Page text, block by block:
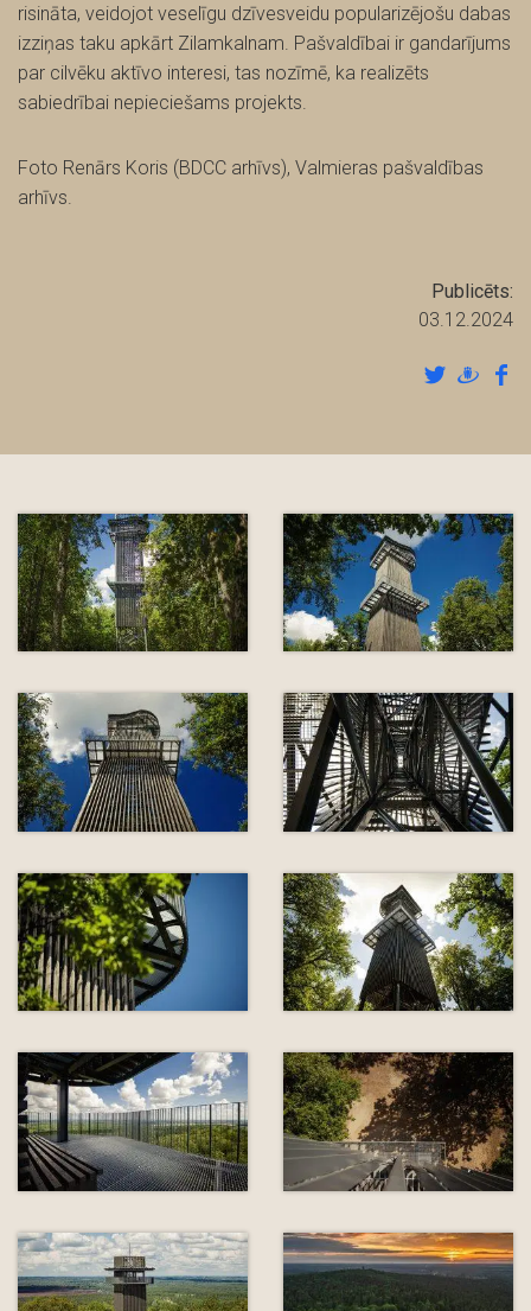
risināta, veidojot veselīgu dzīvesveidu popularizējošu dabas
izziņas taku apkārt Zilamkalnam. Pašvaldībai ir gandarījums
par cilvēku aktīvo interesi, tas nozīmē, ka realizēts
sabiedrībai nepieciešams projekts.
Foto Renārs Koris (BDCC arhīvs), Valmieras pašvaldības
arhīvs.
Publicēts:
03.12.2024